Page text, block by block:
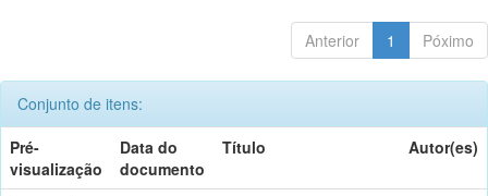
Anterior 1 Póximo
Conjunto de itens:
Pré-
visualização
Data do
documento
Título Autor(es)